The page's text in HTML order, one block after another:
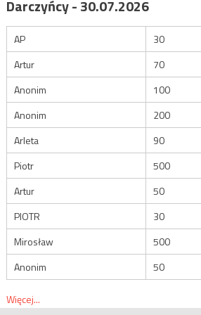
Darczyńcy - 30.07.2026
AP
30
Artur
70
Anonim
100
Anonim
200
Arleta
90
Piotr
500
Artur
50
PIOTR
30
Mirosław
500
Anonim
50
Więcej...